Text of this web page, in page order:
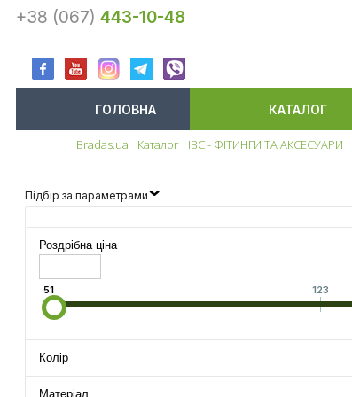
+38 (067) 443-10-48
ГОЛОВНА КАТАЛОГ
Bradas.ua Каталог IBC - ФІТИНГИ ТА АКСЕСУАРИ
Підбір за параметрами
Роздрібна ціна
51 123
Колір
Матеріал